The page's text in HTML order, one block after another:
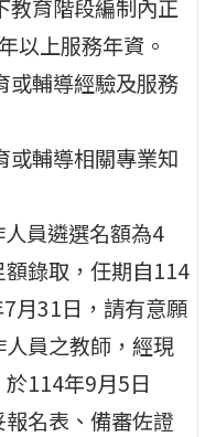
教育階段編制內正
以上服務年資。
或輔導經驗及服務
或輔導相關專業知
員遴選名額為4
錄取，任期自114
月31日，請有意願
員之教師，經現
114年9月5日
報名表、備審佐證